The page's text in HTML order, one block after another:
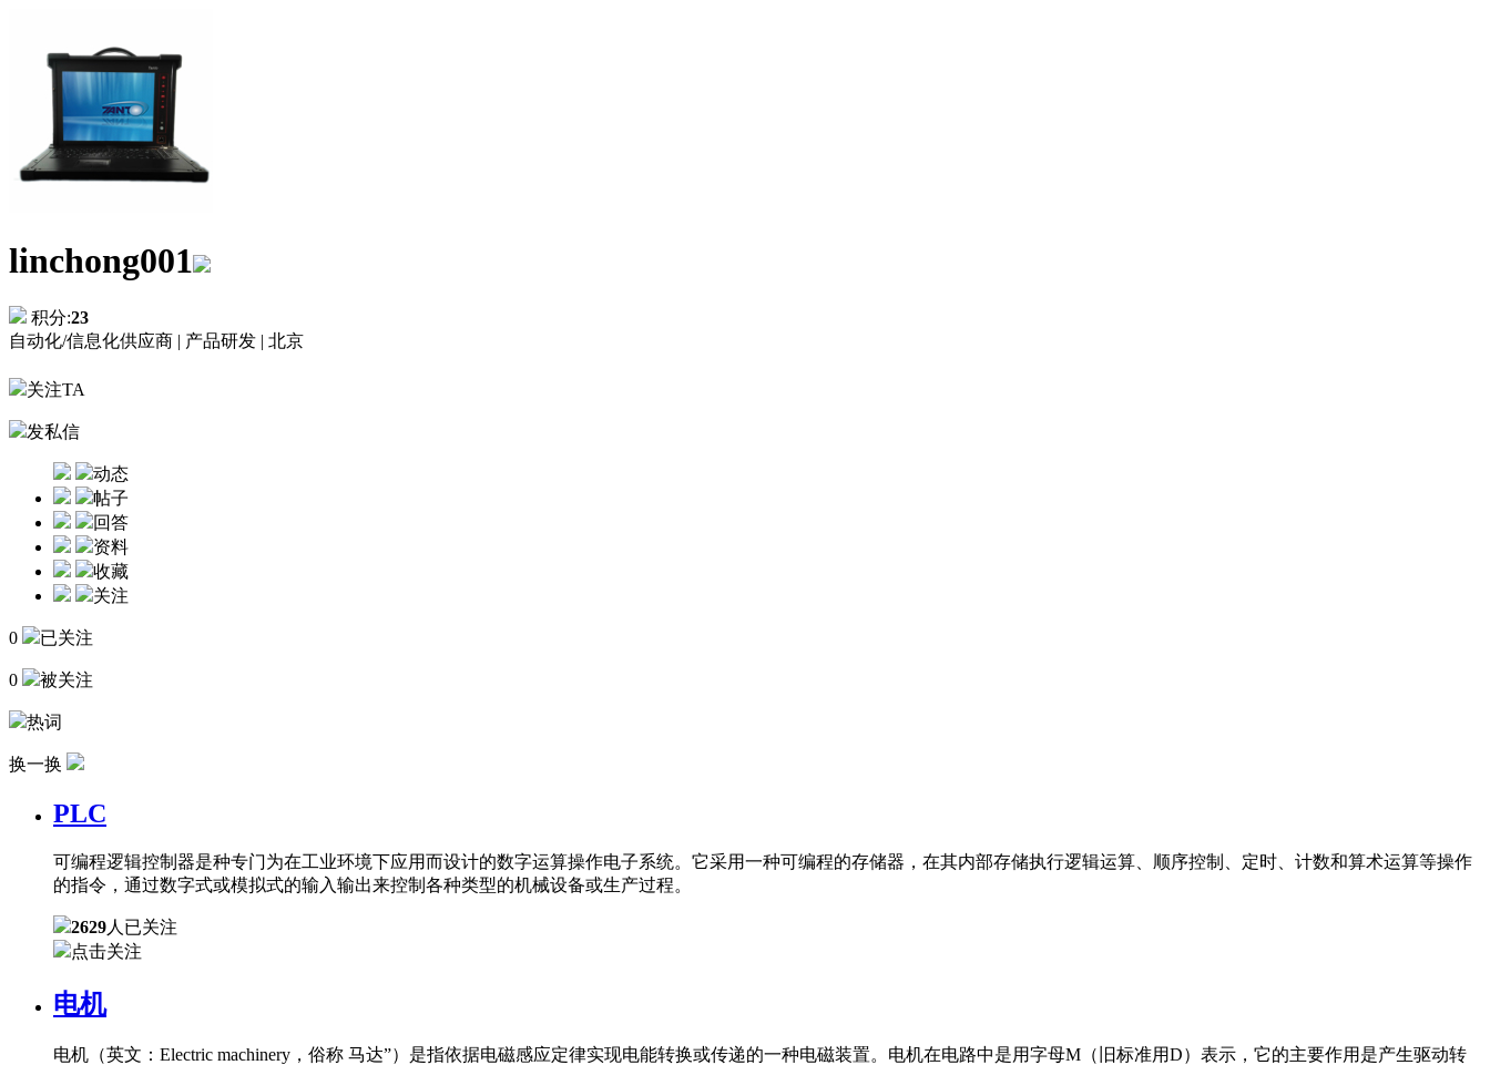
linchong001
积分:23
自动化/信息化供应商 | 产品研发 | 北京
关注TA
发私信
动态
帖子
回答
资料
收藏
关注
0 已关注
0 被关注
热词
换一换
PLC
可编程逻辑控制器是种专门为在工业环境下应用而设计的数字运算操作电子系统。它采用一种可编程的存储器，在其内部存储执行逻辑运算、顺序控制、定时、计数和算术运算等操作
的指令，通过数字式或模拟式的输入输出来控制各种类型的机械设备或生产过程。
2629人已关注
点击关注
电机
电机（英文：Electric machinery，俗称 马达”）是指依据电磁感应定律实现电能转换或传递的一种电磁装置。电机在电路中是用字母M（旧标准用D）表示，它的主要作用是产生驱动转